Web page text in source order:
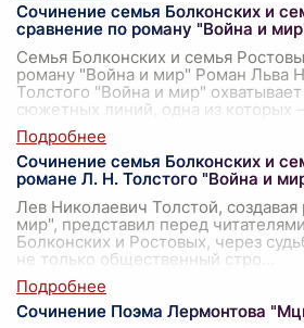
Сочинение семья Болконских и
сравнение по роману "Война и
Семья Болконских и семья
роману "Война и мир" Роман Льва
Толстого "Война и мир"
сюжетных линий, одна из которых
Сочинение семья Болконских и
романе Л. Н. Толстого "Война и
Лев Николаевич Толстой,
мир", представил перед
Болконских и Ростовых, через
не только общественный стро
Сочинение Поэма Лермонтова